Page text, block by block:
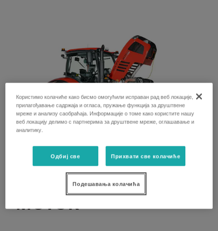
MOTOR
Користимо колачиће како бисмо омогућили исправан рад веб локације,
прилагођавање садржаја и огласа, пружање функција за друштвене
мреже и анализу саобраћаја. Информације о томе како користите нашу
веб локацију делимо с партнерима за друштвене мреже, оглашавање и
аналитику.
Одбиј све Прихвати све колачиће
Подешавања колачића